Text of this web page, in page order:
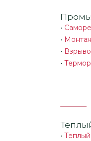
•
•
•
•
•